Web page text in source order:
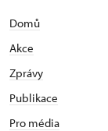
Domů
Akce
Zprávy
Publikace
Pro média